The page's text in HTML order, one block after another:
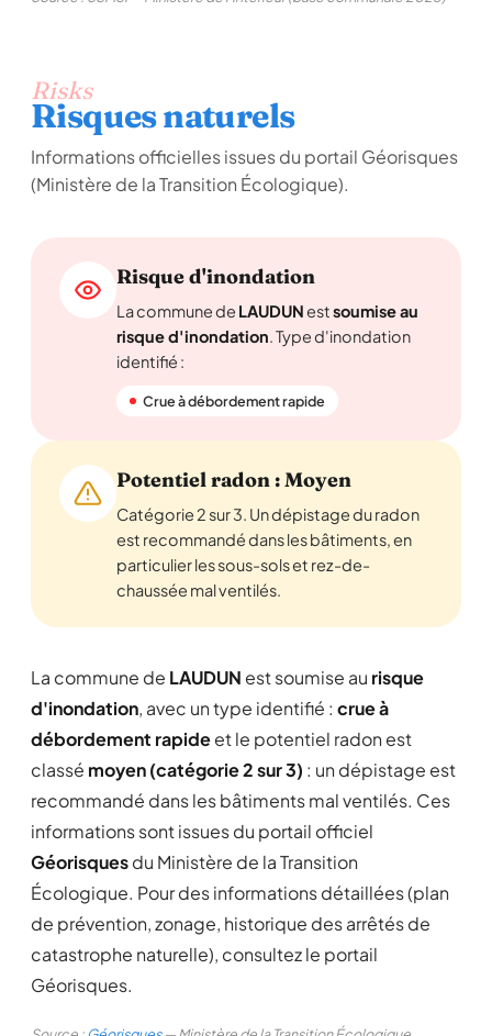
Risks
Risques naturels
Informations officielles issues du portail Géorisques
(Ministère de la Transition Écologique).
Risque d'inondation
La commune de LAUDUNestsoumise au
risque d'inondation. Type d'inondation
identifié :
Crue à débordement rapide
Potentiel radon : Moyen
Catégorie 2 sur 3. Un dépistage du radon
est recommandé dans les bâtiments, en
particulier les sous-sols et rez-de-
chaussée mal ventilés.
La commune de LAUDUN est soumise au risque
d'inondation, avec un type identifié : crue à
débordement rapideet le potentiel radon est
classé moyen (catégorie 2 sur 3) : un dépistage est
recommandé dans les bâtiments mal ventilés. Ces
informations sont issues du portail officiel
Géorisquesdu Ministère de la Transition
Écologique. Pour des informations détaillées (plan
de prévention, zonage, historique des arrêtés de
catastrophe naturelle), consultez le portail
Géorisques.